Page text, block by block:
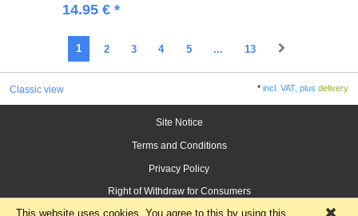
14.95 € *
1 2 3 4 5 ... 13
Classic view *incl. VAT, plusdelivery
Site Notice
Terms and Conditions
Privacy Policy
Right of Withdraw for Consumers
This website uses cookies. You agree to this by using this